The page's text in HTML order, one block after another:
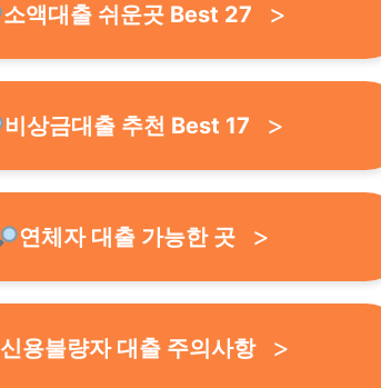
소액대출 쉬운곳 Best 27
비상금대출 추천 Best 17
연체자 대출 가능한 곳
신용불량자 대출 주의사항